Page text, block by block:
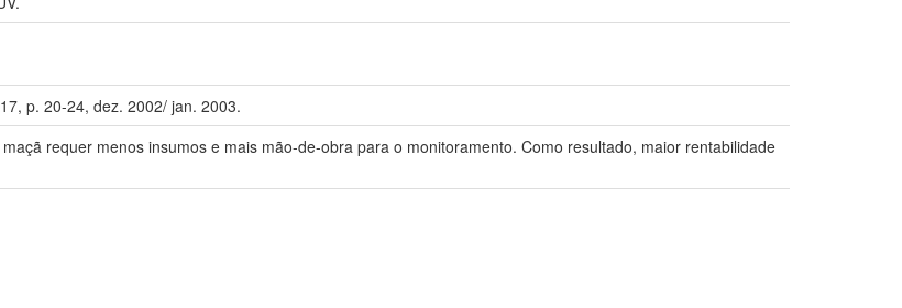
p. 20-24, dez. 2002/ jan. 2003.
requer menos insumos e mais mão-de-obra para o monitoramento. Como resultado, maior rentabilidade